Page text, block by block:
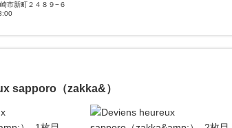
市新町２４８９−６
sapporo（zakka&）